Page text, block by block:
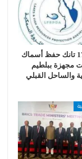
تسليم 17 تانك حفظ أسماك
مجهزة ببلطيم
والساحل القبلي